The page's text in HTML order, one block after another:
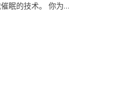
眠的技术。 你为…